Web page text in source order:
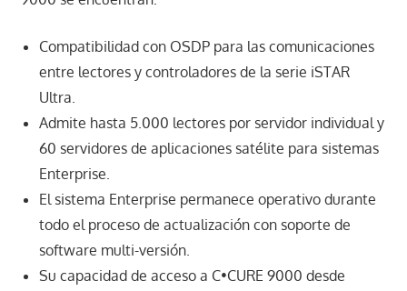
Compatibilidad con OSDP para las comunicaciones
entre lectores y controladores de la serie iSTAR
Ultra.
Admite hasta 5.000 lectores por servidor individual y
60 servidores de aplicaciones satélite para sistemas
Enterprise.
El sistema Enterprise permanece operativo durante
todo el proceso de actualización con soporte de
software multi-versión.
Su capacidad de acceso a C•CURE 9000 desde